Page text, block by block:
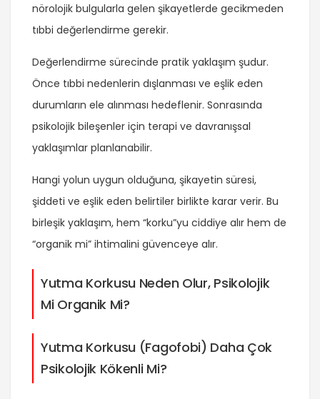
nörolojik bulgularla gelen şikayetlerde gecikmeden
tıbbi değerlendirme gerekir.
Değerlendirme sürecinde pratik yaklaşım şudur.
Önce tıbbi nedenlerin dışlanması ve eşlik eden
durumların ele alınması hedeflenir. Sonrasında
psikolojik bileşenler için terapi ve davranışsal
yaklaşımlar planlanabilir.
Hangi yolun uygun olduğuna, şikayetin süresi,
şiddeti ve eşlik eden belirtiler birlikte karar verir. Bu
birleşik yaklaşım, hem “korku”yu ciddiye alır hem de
“organik mi” ihtimalini güvenceye alır.
Yutma Korkusu Neden Olur, Psikolojik
Mi Organik Mi?
Yutma Korkusu (Fagofobi) Daha Çok
Psikolojik Kökenli Mi?